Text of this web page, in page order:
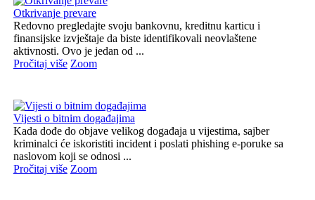
Otkrivanje prevare
Redovno pregledajte svoju bankovnu, kreditnu karticu i
finansijske izvještaje da biste identifikovali neovlaštene
aktivnosti. Ovo je jedan od ...
Pročitaj više Zoom
Vijesti o bitnim događajima
Kada dođe do objave velikog događaja u vijestima, sajber
kriminalci će iskoristiti incident i poslati phishing e-poruke sa
naslovom koji se odnosi ...
Pročitaj više Zoom